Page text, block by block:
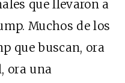
que llevaron a
Muchos de los
que buscan, ora
ora una